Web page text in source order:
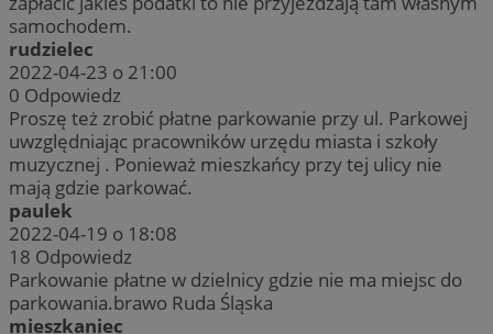
samochodem.
rudzielec
2022-04-23 o 21:00
0 Odpowiedz
Proszę też zrobić płatne parkowanie przy ul. Parkowej
uwzględniając pracowników urzędu miasta i szkoły
muzycznej . Ponieważ mieszkańcy przy tej ulicy nie
mają gdzie parkować.
paulek
2022-04-19 o 18:08
18 Odpowiedz
Parkowanie płatne w dzielnicy gdzie nie ma miejsc do
parkowania.brawo Ruda Śląska
mieszkaniec